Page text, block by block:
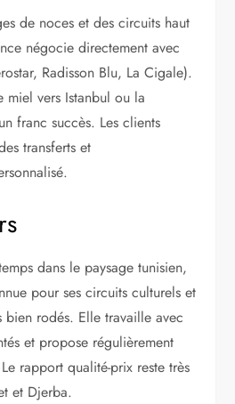
de noces et des circuits haut
négocie directement avec
Radisson Blu, La Cigale).
miel vers Istanbul ou la
franc succès. Les clients
transferts et
dans le paysage tunisien,
pour ses circuits culturels et
bien rodés. Elle travaille avec
et propose régulièrement
rapport qualité-prix reste très
et Djerba.